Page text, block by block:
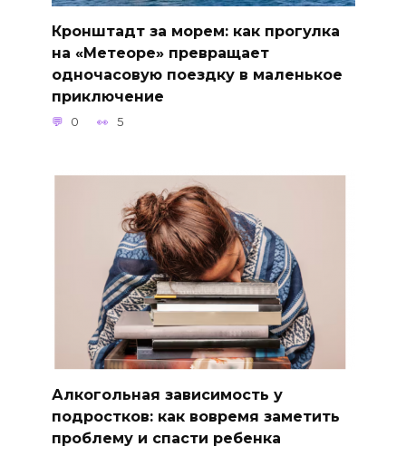
Кронштадт за морем: как прогулка
на «Метеоре» превращает
одночасовую поездку в маленькое
приключение
0 5
Алкогольная зависимость у
подростков: как вовремя заметить
проблему и спасти ребенка